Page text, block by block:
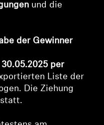
und die
der Gewinner
30.05.2025 per
Liste der
Die Ziehung
statt.